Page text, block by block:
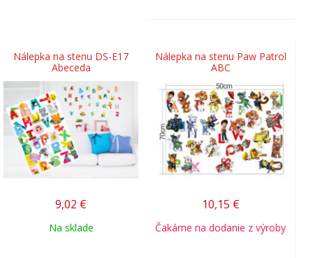
Nálepka na stenu DS-E17
Abeceda
9,02 €
Na sklade
Nálepka na stenu Paw Patrol
ABC
10,15 €
Čakáme na dodanie z výroby